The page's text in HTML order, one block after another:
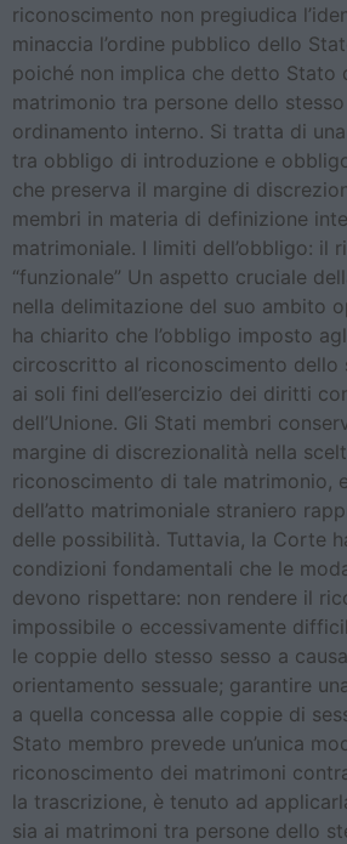
riconoscimento non pregiudica
minaccia l’ordine pubblico dello
poiché non implica che detto Stato
matrimonio tra persone dello
ordinamento interno. Si tratta di
tra obbligo di introduzione e
che preserva il margine di
membri in materia di definizione
matrimoniale. I limiti dell’obbligo: il
“funzionale” Un aspetto cruciale
nella delimitazione del suo ambito
ha chiarito che l’obbligo imposto
circoscritto al riconoscimento dello
ai soli fini dell’esercizio dei diritti
dell’Unione. Gli Stati membri
margine di discrezionalità nella
riconoscimento di tale matrimonio,
dell’atto matrimoniale straniero
delle possibilità. Tuttavia, la Corte
condizioni fondamentali che le
devono rispettare: non rendere il
impossibile o eccessivamente
le coppie dello stesso sesso a
orientamento sessuale; garantire
a quella concessa alle coppie di
Stato membro prevede un’unica
riconoscimento dei matrimoni
la trascrizione, è tenuto ad
sia ai matrimoni tra persone dello